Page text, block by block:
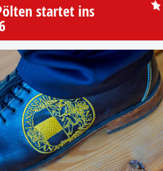
startet ins